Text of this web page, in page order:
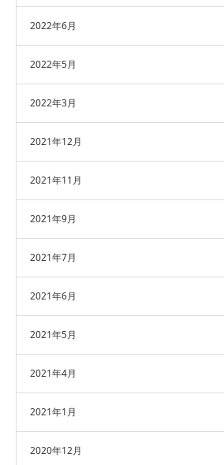
2022年6月
2022年5月
2022年3月
2021年12月
2021年11月
2021年9月
2021年7月
2021年6月
2021年5月
2021年4月
2021年1月
2020年12月